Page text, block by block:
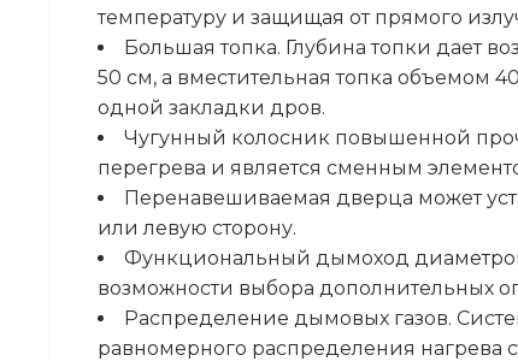
температуру и защищая от прямого
Большая топка. Глубина топки дает
50 см, а вместительная топка объемом
одной закладки дров.
Чугунный колосник повышенной
перегрева и является сменным
Перенавешиваемая дверца может
или левую сторону.
Функциональный дымоход
возможности выбора дополнительных
Распределение дымовых газов.
равномерного распределения нагрева